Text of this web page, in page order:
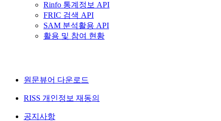
Rinfo 통계정보 API
FRIC 검색 API
SAM 분석활용 API
활용 및 참여 현황
원문뷰어 다운로드
RISS 개인정보 재동의
공지사항